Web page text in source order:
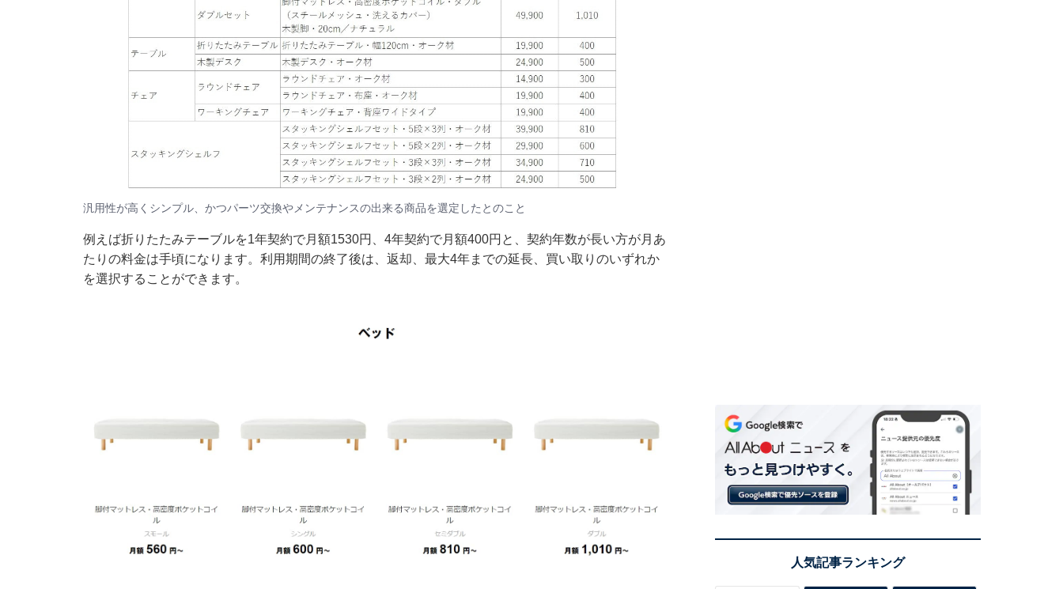
汎用性が高くシンプル、かつパーツ交換やメンテナンスの出来る商品を選定したとのこと
例えば折りたたみテーブルを1年契約で月額1530円、4年契約で月額400円と、契約年数が長い方が月あ
たりの料金は手頃になります。利用期間の終了後は、返却、最大4年までの延長、買い取りのいずれか
を選択することができます。